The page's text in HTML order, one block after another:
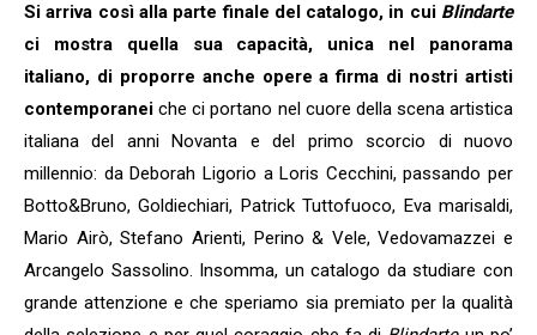
Si arriva così alla parte finale del catalogo, in cui Blindarte
ci mostra quella sua capacità, unica nel panorama
italiano, di proporre anche opere a firma di nostri artisti
contemporanei che ci portano nel cuore della scena artistica
italiana del anni Novanta e del primo scorcio di nuovo
millennio: da Deborah Ligorio a Loris Cecchini, passando per
Botto&Bruno, Goldiechiari, Patrick Tuttofuoco, Eva marisaldi,
Mario Airò, Stefano Arienti, Perino & Vele, Vedovamazzei e
Arcangelo Sassolino. Insomma, un catalogo da studiare con
grande attenzione e che speriamo sia premiato per la qualità